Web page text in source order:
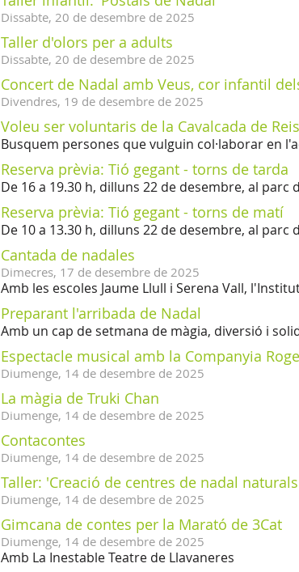
Dissabte, 20 de desembre de 2025
Taller d'olors per a adults
Dissabte, 20 de desembre de 2025
Concert de Nadal amb Veus, cor infantil
Divendres, 19 de desembre de 2025
Voleu ser voluntaris de la Cavalcada de
Busquem persones que vulguin col·laborar en
Reserva prèvia: Tió gegant - torns de tarda
De 16 a 19.30 h, dilluns 22 de desembre, al parc
Reserva prèvia: Tió gegant - torns de matí
De 10 a 13.30 h, dilluns 22 de desembre, al parc
Cantada de nadales
Dimecres, 17 de desembre de 2025
Amb les escoles Jaume Llull i Serena Vall,
Preparant l'arribada de Nadal
Amb un cap de setmana de màgia, diversió i
Espectacle musical amb la Companyia
Diumenge, 14 de desembre de 2025
La màgia de Truki Chan
Diumenge, 14 de desembre de 2025
Contacontes
Diumenge, 14 de desembre de 2025
Taller: 'Creació de centres de nadal
Diumenge, 14 de desembre de 2025
Gimcana de contes per la Marató de 3Cat
Diumenge, 14 de desembre de 2025
Amb La Inestable Teatre de Llavaneres